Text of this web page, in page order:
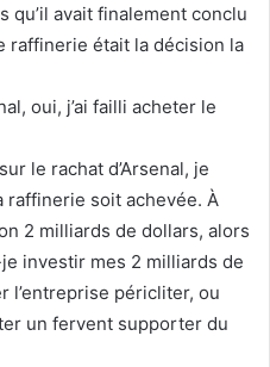
qu’il avait finalement conclu
raffinerie était la décision la
oui, j’ai failli acheter le
le rachat d’Arsenal, je
raffinerie soit achevée. À
2 milliards de dollars, alors
investir mes 2 milliards de
l’entreprise péricliter, ou
un fervent supporter du